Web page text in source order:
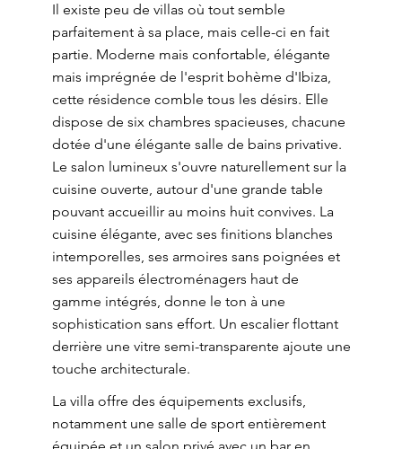
Il existe peu de villas où tout semble
parfaitement à sa place, mais celle-ci en fait
partie. Moderne mais confortable, élégante
mais imprégnée de l'esprit bohème d'Ibiza,
cette résidence comble tous les désirs. Elle
dispose de six chambres spacieuses, chacune
dotée d'une élégante salle de bains privative.
Le salon lumineux s'ouvre naturellement sur la
cuisine ouverte, autour d'une grande table
pouvant accueillir au moins huit convives. La
cuisine élégante, avec ses finitions blanches
intemporelles, ses armoires sans poignées et
ses appareils électroménagers haut de
gamme intégrés, donne le ton à une
sophistication sans effort. Un escalier flottant
derrière une vitre semi-transparente ajoute une
touche architecturale.
La villa offre des équipements exclusifs,
notamment une salle de sport entièrement